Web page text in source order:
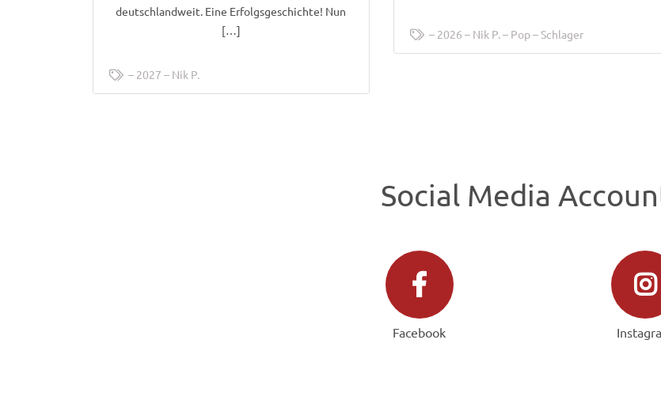
deutschlandweit. Eine Erfolgsgeschichte! Nun
[…]
2027 Nik P.
2026 Nik P. Pop Schlager
Social Media
Facebook